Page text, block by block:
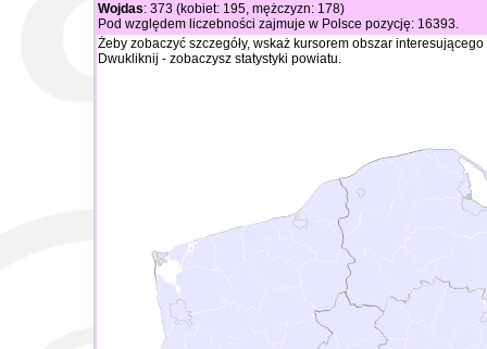
Wojdas: 373 (kobiet: 195, mężczyzn: 178)
Pod względem liczebności zajmuje w Polsce pozycję: 16393.
Żeby zobaczyć szczegóły, wskaż kursorem obszar
Dwukliknij - zobaczysz statystyki powiatu.